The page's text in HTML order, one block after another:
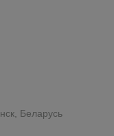
Беларусь